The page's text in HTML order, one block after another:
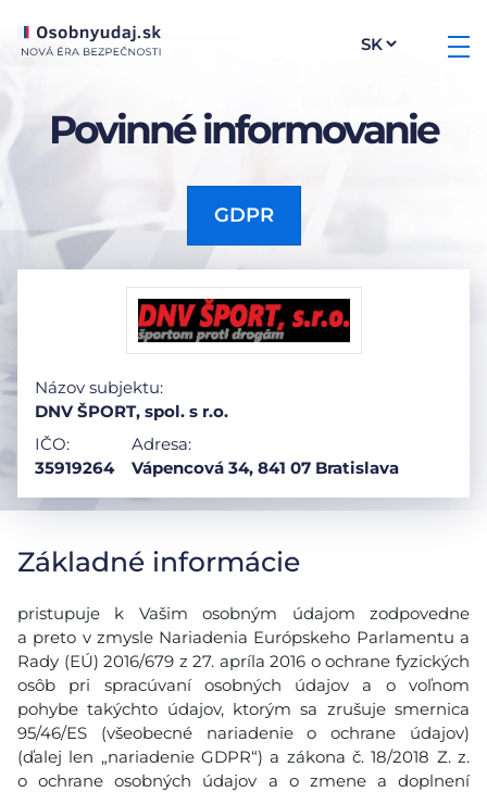
Povinné informovanie
GDPR
Názov subjektu:
DNV ŠPORT, spol. s r.o.
IČO:
35919264
Adresa:
Vápencová 34, 841 07 Bratislava
Základné informácie
pristupuje k Vašim osobným údajom zodpovedne
a preto v zmysle Nariadenia Európskeho Parlamentu a
Rady (EÚ) 2016/679 z 27. apríla 2016 o ochrane fyzických
osôb pri spracúvaní osobných údajov a o voľnom
pohybe takýchto údajov, ktorým sa zrušuje smernica
95/46/ES (všeobecné nariadenie o ochrane údajov)
(ďalej len „nariadenie GDPR“) a zákona č. 18/2018 Z. z.
o ochrane osobných údajov a o zmene a doplnení